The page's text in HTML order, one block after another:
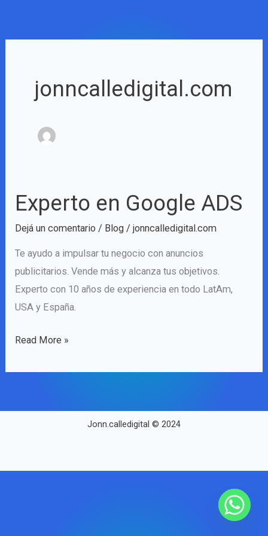
jonncalledigital.com
Experto en Google ADS
Dejá un comentario / Blog /jonncalledigital.com
Te ayudo a impulsar tu negocio con anuncios
publicitarios. Vende más y alcanza tus objetivos.
Experto con 10 años de experiencia en todo LatAm,
USA y España.
Experto
Google
ADS
Read More »
Jonn.calledigital © 2024